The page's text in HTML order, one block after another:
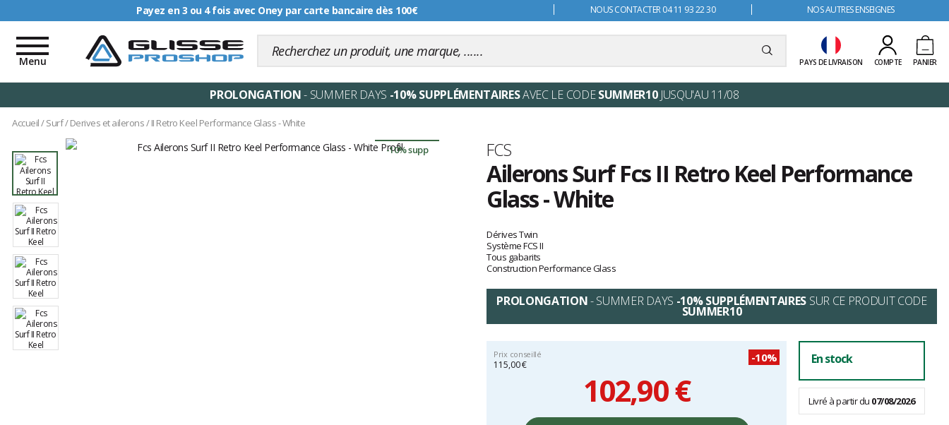
Payez en 3 ou 4 fois avec Oney par carte bancaire dès 100€
Livraison offerte dès 99€ NOUS CONTACTER 04 11 93 22 30 NOS AUTRES ENSEIGNES
PAYS DE LIVRAISON COMPTE PANIER
Toggle
navigation
Menu
PROLONGATION- SUMMER DAYS -10% SUPPLÉMENTAIRESAVEC LE CODESUMMER10JUSQU'AU 11/08
Accueil/Surf/Derives et ailerons/II Retro Keel Performance Glass - White
-10% supp Marque
FCS
Ailerons Surf Fcs II Retro Keel Performance
Glass - White
avis
clients
Dérives Twin
Système FCS II
Tous gabarits
Construction Performance Glass
PROLONGATION- SUMMER DAYS -10% SUPPLÉMENTAIRES SUR CE PRODUIT CODE
SUMMER10
Prix conseillé
115,00 €
-10%
102,90 €
En stock
Livré à partir du 07/08/2026